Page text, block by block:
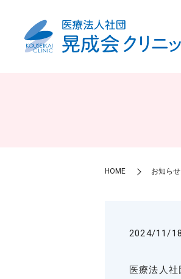
HOME お知らせ
2024/11/18
医療法人